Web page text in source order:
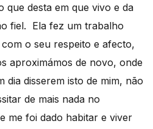
que desta em que vivo e da
fiel. Ela fez um trabalho
o seu respeito e afecto,
aproximámos de novo, onde
dia disserem isto de mim, não
de mais nada no
me foi dado habitar e viver